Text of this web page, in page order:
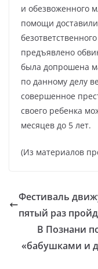
и обезвоженного
помощи
предъявлено
была допрошена
по данному делу
совершенное
своего ребенка
месяцев до 5 лет.
(Из материалов
Фестиваль
пятый раз
В Познани
«бабушками и